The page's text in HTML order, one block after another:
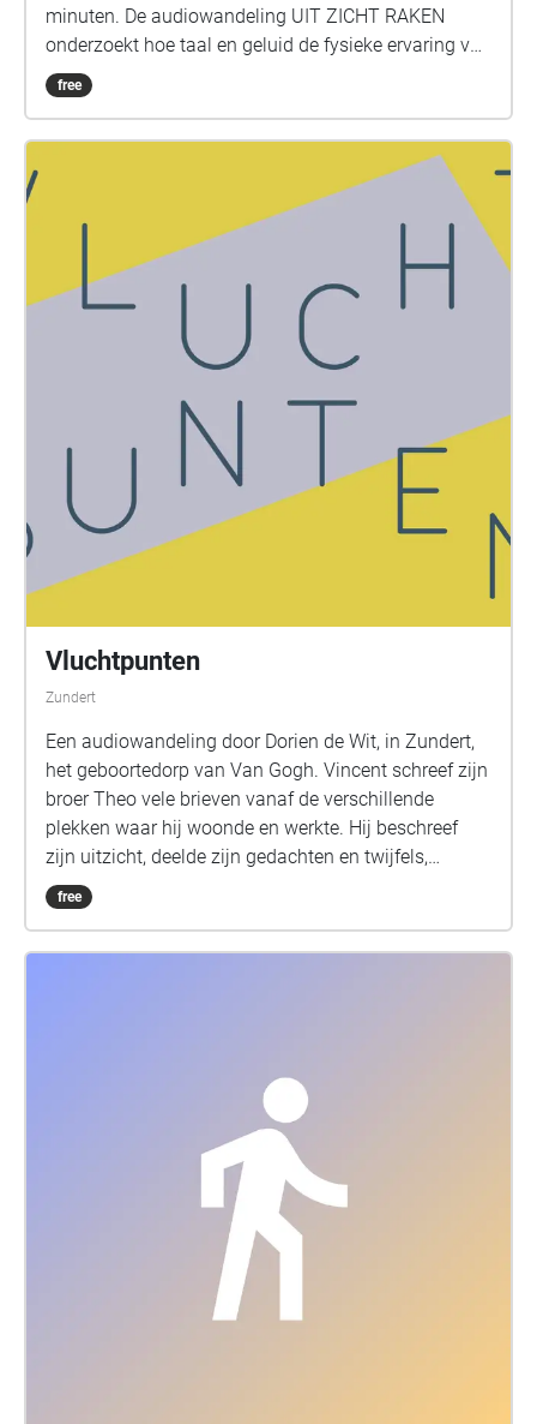
minuten. De audiowandeling UIT ZICHT RAKEN
onderzoekt hoe taal en geluid de fysieke ervaring van
deze plek zich kan verdiepen. Het park ontvouwt zich
als gelaagde ruimte, waarin zowel menselijke als
speelt het werk met het bewustzijn van tijd, schaal,
perspectief en stimuleert het een meerlagige ervaring
van het Wilhelminapark.
free
Vluchtpunten
Zundert
Een audiowandeling door Dorien de Wit, in Zundert,
het geboortedorp van Van Gogh. Vincent schreef zijn
broer Theo vele brieven vanaf de verschillende
plekken waar hij woonde en werkte. Hij beschreef
zijn uitzicht, deelde zijn gedachten en twijfels,
schreef over zijn ontmoetingen en deed zijn broer
uitgebreid verslag van zijn ontwikkelingen als
free